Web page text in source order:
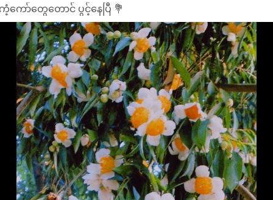
ကော်တွေတောင် ပွင့်နေပြီ 💐